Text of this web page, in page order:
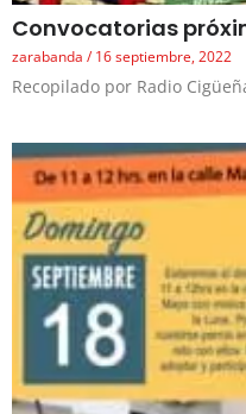
Convocatorias
zarabanda 16 septiembre, 2022
Recopilado por Radio